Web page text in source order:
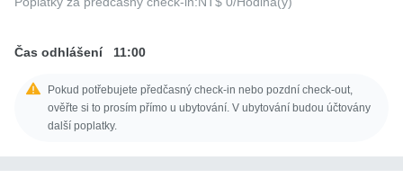
Čas odhlášení 11:00
Pokud potřebujete předčasný check-in nebo pozdní check-out,
ověřte si to prosím přímo u ubytování. V ubytování budou účtovány
další poplatky.